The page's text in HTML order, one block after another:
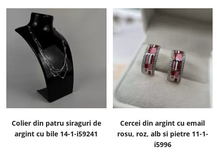
Colier din patru siraguri de
argint cu bile 14-1-i59241
Cercei din argint cu email
rosu, roz, alb si pietre 11-1-
i5996